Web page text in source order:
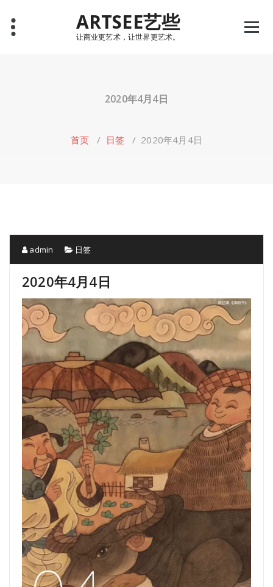
content
ARTSEE艺些
让商业更艺术，让世界更艺术。
2020年4月4日
首页 / 日签 / 2020年4月4日
admin 日签
2020年4月4日